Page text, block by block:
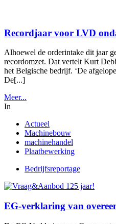
Recordjaar voor LVD
Alhoewel de orderintake dit jaar
recordomzet. Dat vertelt Kurt
het Belgische bedrijf. ‘De
De[...]
Meer...
In
Actueel
Machinebouw
machinehandel
Plaatbewerking
Bedrijfsreportage
EG-verklaring van